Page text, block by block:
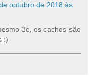
outubro de 2018 às
3c, os cachos são
:)